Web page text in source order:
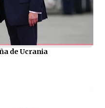
de Ucrania